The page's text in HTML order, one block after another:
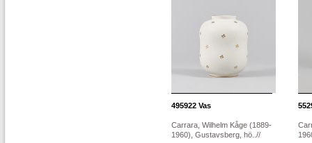
495922 Vas
Carrara, Wilhelm Kåge (1889-
1960), Gustavsberg, hö..//